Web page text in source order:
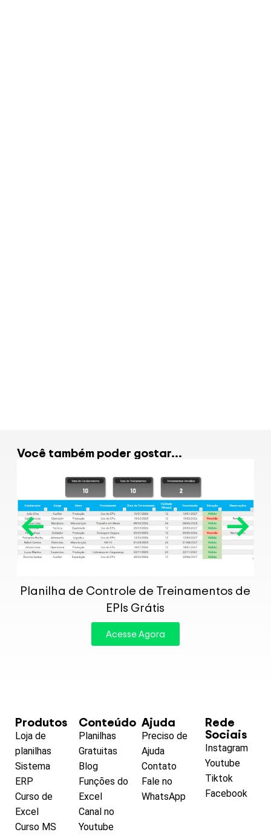
Você também poder gostar...
Planilha de Controle de Treinamentos de
EPIs Grátis
Acesse Agora
Produtos
Loja de
planilhas
Sistema
ERP
Curso de
Excel
Curso MS
Conteúdo
Planilhas
Gratuitas
Blog
Funções do
Excel
Canal no
Youtube
Ajuda
Preciso de
Ajuda
Contato
Fale no
WhatsApp
Rede
Sociais
Instagram
Youtube
Tiktok
Facebook